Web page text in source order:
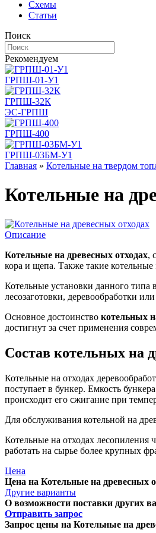
Схемы
Статьи
Поиск
Рекомендуем
ГРПШ-01-У1
ГРПШ-32К
ЭС-ГРПШ
ГРПШ-400
ГРПШ-03БМ-У1
Главная » Котельные на твердом
Котельные на
Описание
Котельные на древесных отходах,
кора и щепа. Также такие котельные
Котельные установки данного типа
лесозаготовки, деревообработки
Основное достоинство котельных
достигнут за счет применения
Состав котельных на
Котельные на отходах
поступает в бункер. Емкость
происходит его сжигание при
Для обслуживания котельной на
Котельные на отходах лесопиления
работать на сырье более крупных
Цена
Цена на Котельные на древесных
Другие варианты
О возможности поставки других
Отправить запрос
Запрос цены на Котельные на